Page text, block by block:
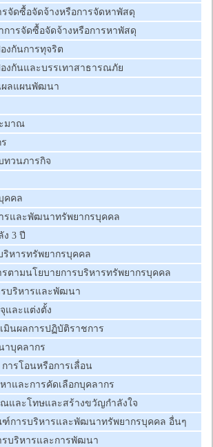
รจัดซื้อจัดจ้างหรือการจัดหาพัสดุ
การจัดซื้อจัดจ้างหรือการหาพัสดุ
งกันการทุจริต
งกันและบรรเทาสาธารณภัย
ผลแผนพัฒนา
มาณ
ทวนภารกิจ
คคล
รและพัฒนาทรัพยากรบุคคล
3 ปี
ริหารทรัพยากรบุคคล
รตามนโยบายการบริหารทรัพยากรบุคคล
บริหารและพัฒนา
และแต่งตั้ง
มินผลการปฏิบัติราชการ
าบุคลากร
การโอนหรือการเลื่อน
าและการคัดเลือกบุคลากร
และโทษและสร้างขวัญกำลังใจ
ฑ์การบริหารและพัฒนาทรัพยากรบุคคล อื่นๆ
รบริหารและการพัฒนา